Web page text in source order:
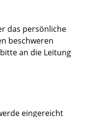
das persönliche
beschweren
an die Leitung
eingereicht